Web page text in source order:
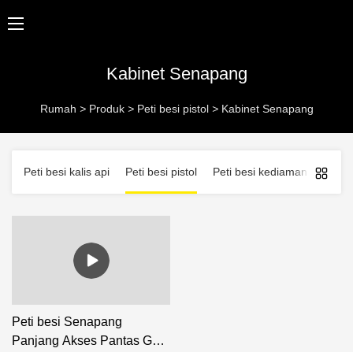
Kabinet Senapang
Rumah > Produk > Peti besi pistol > Kabinet Senapang
Peti besi kalis api Peti besi pistol Peti besi kediaman Peti
Peti besi Senapang
Panjang Akses Pantas GS-